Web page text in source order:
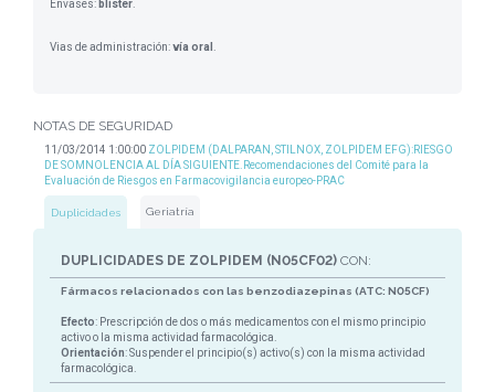
Envases: blister
Vias de administración:vía oral
NOTAS DE SEGURIDAD
11/03/2014 1:00:00 ZOLPIDEM (DALPARAN, STILNOX, ZOLPIDEM EFG):RIESGO
DE SOMNOLENCIA AL DÍA SIGUIENTE.Recomendaciones del Comité para la
Evaluación de Riesgos en Farmacovigilancia europeo-PRAC
Duplicidades Geriatría
DUPLICIDADES DE ZOLPIDEM (N05CF02) CON:
Fármacos relacionados con las benzodiazepinas (ATC: N05CF)
Efecto: Prescripción de dos o más medicamentos con el mismo principio
activo o la misma actividad farmacológica.
Orientación: Suspender el principio(s) activo(s) con la misma actividad
farmacológica.